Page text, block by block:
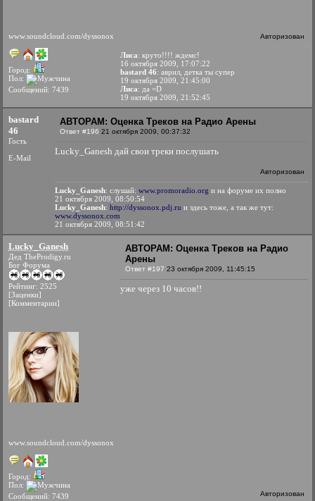
www.soundcloud.com/dyssonox
Город:
Пол:
Сообщений: 7439
Авторизован
Лиса: круто!!!! ждемс!
16 октября 2009, 17:07:22
bastard 46: аврил, детка ты супер
19 октября 2009, 21:45:00
Лиса: да =D
19 октября 2009, 21:52:45
bastard
46
Гость
E-Mail
АВТОРАМ: Оценка Треков на Радио Арены
Ответ #196 21 октября 2009, 00:37:32
Lucky_Ganesh дай свои треки послушать
Авторизован
Lucky_Ganesh: слушай: www.promoradio.org и на форуме их полно
21 октября 2009, 08:50:54
Lucky_Ganesh: http://dyssonox.pdj.ru и здесь тоже, а так же тут:
www.dyssonox.com
21 октября 2009, 08:51:42
Lucky_Ganesh
Дед TheProdigy.ru
Бог Форума
Рейтинг: 2525
[Заценки]
[Комментарии]
www.soundcloud.com/dyssonox
Город:
Пол:
Сообщений: 7439
АВТОРАМ: Оценка Треков на Радио
Арены
Ответ #197 23 октября 2009, 11:45:15
уже через 10 часов!!
Авторизован